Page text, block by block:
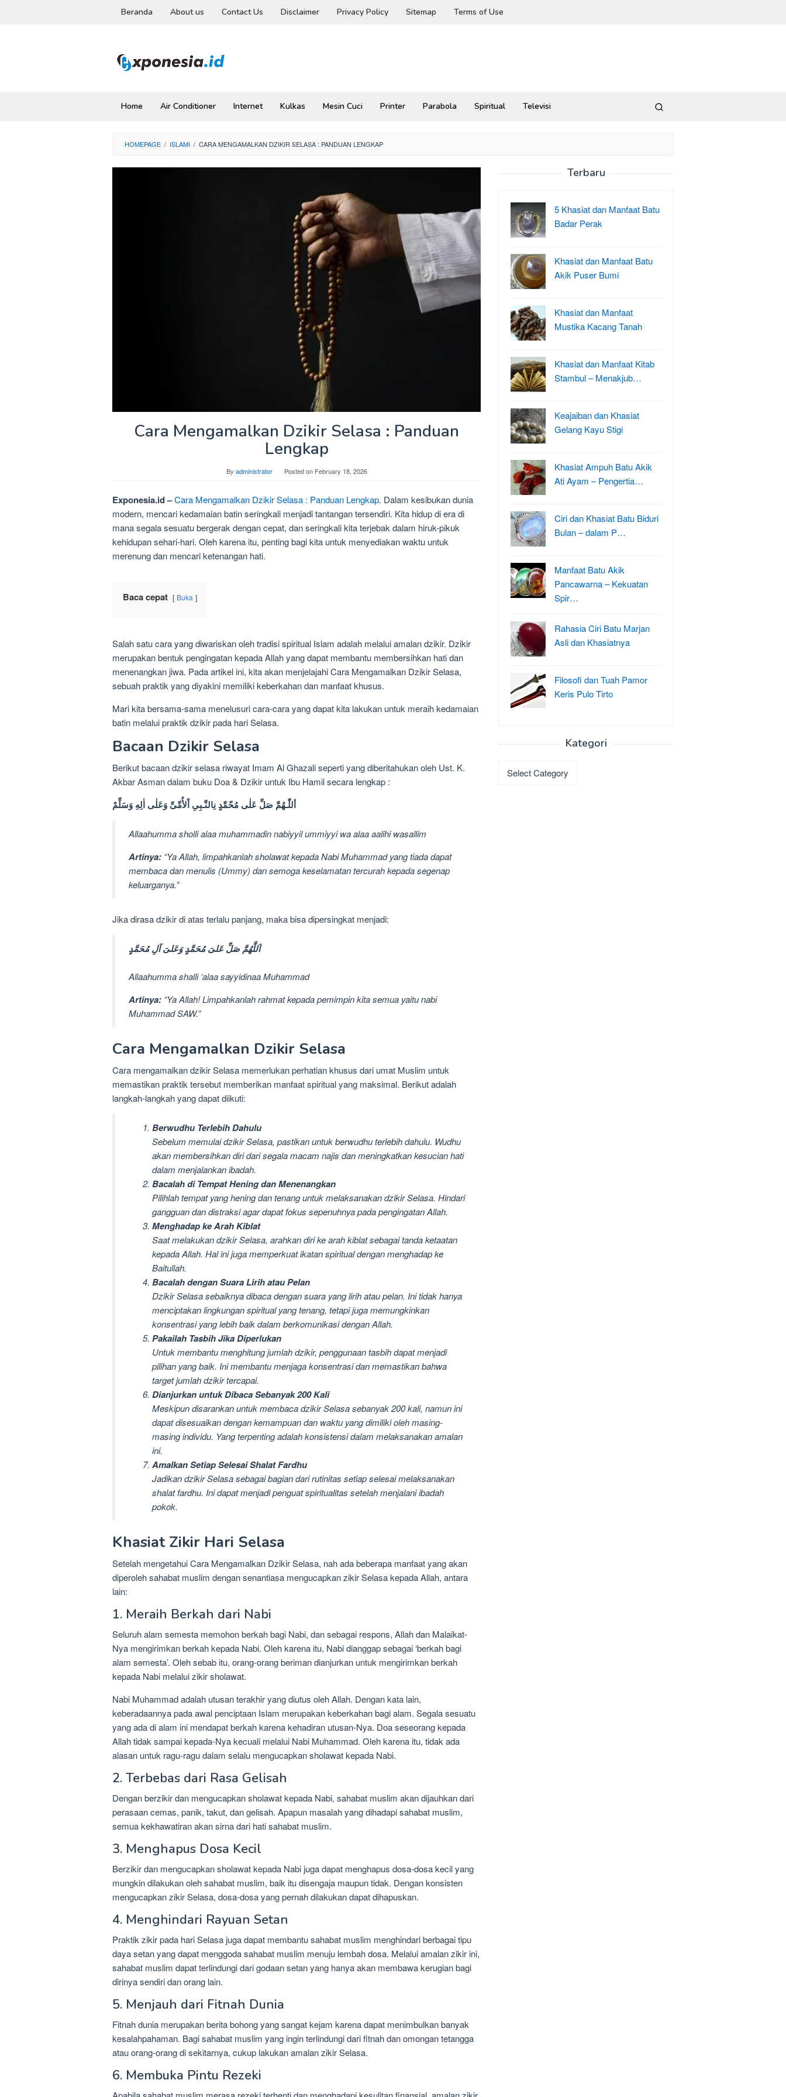
Beranda About us Contact Us Disclaimer Privacy Policy Sitemap Terms of Use
Home Air Conditioner Internet Kulkas Mesin Cuci Printer Parabola Spiritual Televisi
HOMEPAGE / ISLAMI / CARA MENGAMALKAN DZIKIR SELASA : PANDUAN LENGKAP
Cara Mengamalkan Dzikir Selasa : Panduan
Lengkap
By administrator Posted on February 18, 2026
Exponesia.id –Cara Mengamalkan Dzikir Selasa : Panduan Lengkap. Dalam kesibukan dunia
modern, mencari kedamaian batin seringkali menjadi tantangan tersendiri. Kita hidup di era di
mana segala sesuatu bergerak dengan cepat, dan seringkali kita terjebak dalam hiruk-pikuk
kehidupan sehari-hari. Oleh karena itu, penting bagi kita untuk menyediakan waktu untuk
merenung dan mencari ketenangan hati.
Baca cepat Buka
Salah satu cara yang diwariskan oleh tradisi spiritual Islam adalah melalui amalan dzikir. Dzikir
merupakan bentuk pengingatan kepada Allah yang dapat membantu membersihkan hati dan
menenangkan jiwa. Pada artikel ini, kita akan menjelajahi Cara Mengamalkan Dzikir Selasa,
sebuah praktik yang diyakini memiliki keberkahan dan manfaat khusus.
Mari kita bersama-sama menelusuri cara-cara yang dapat kita lakukan untuk meraih kedamaian
batin melalui praktik dzikir pada hari Selasa.
Bacaan Dzikir Selasa
Berikut bacaan dzikir selasa riwayat Imam Al Ghazali seperti yang diberitahukan oleh Ust. K.
Akbar Asman dalam buku Doa & Dzikir untuk Ibu Hamil secara lengkap :
أللّٰـهُمَّ صَلِّ عَلٰى مُحّمَّدٍ نِالنَّـبِىِ اْلأُمِّىِّ وَعَلٰى اٰلِهِ وَسَلِّمْ
Allaahumma sholli alaa muhammadin nabiyyil ummiyyi wa alaa aalihi wasallim
Artinya: “Ya Allah, limpahkanlah sholawat kepada Nabi Muhammad yang tiada dapat
membaca dan menulis (Ummy) dan semoga keselamatan tercurah kepada segenap
keluarganya.”
Jika dirasa dzikir di atas terlalu panjang, maka bisa dipersingkat menjadi:
اَللَّهُمَّ صَلِّ عَلىَ مُحَمَّدٍ وَعَلىَ آلِ مُحَمَّدٍ
Allaahumma shalli ‘alaa sayyidinaa Muhammad
Artinya: “Ya Allah! Limpahkanlah rahmat kepada pemimpin kita semua yaitu nabi
Muhammad SAW.”
Cara Mengamalkan Dzikir Selasa
Cara mengamalkan dzikir Selasa memerlukan perhatian khusus dari umat Muslim untuk
memastikan praktik tersebut memberikan manfaat spiritual yang maksimal. Berikut adalah
langkah-langkah yang dapat diikuti:
Berwudhu Terlebih Dahulu
Sebelum memulai dzikir Selasa, pastikan untuk berwudhu terlebih dahulu. Wudhu
akan membersihkan diri dari segala macam najis dan meningkatkan kesucian hati
dalam menjalankan ibadah.
Bacalah di Tempat Hening dan Menenangkan
Pilihlah tempat yang hening dan tenang untuk melaksanakan dzikir Selasa. Hindari
gangguan dan distraksi agar dapat fokus sepenuhnya pada pengingatan Allah.
Menghadap ke Arah Kiblat
Saat melakukan dzikir Selasa, arahkan diri ke arah kiblat sebagai tanda ketaatan
kepada Allah. Hal ini juga memperkuat ikatan spiritual dengan menghadap ke
Baitullah.
Bacalah dengan Suara Lirih atau Pelan
Dzikir Selasa sebaiknya dibaca dengan suara yang lirih atau pelan. Ini tidak hanya
menciptakan lingkungan spiritual yang tenang, tetapi juga memungkinkan
konsentrasi yang lebih baik dalam berkomunikasi dengan Allah.
Pakailah Tasbih Jika Diperlukan
Untuk membantu menghitung jumlah dzikir, penggunaan tasbih dapat menjadi
pilihan yang baik. Ini membantu menjaga konsentrasi dan memastikan bahwa
target jumlah dzikir tercapai.
Dianjurkan untuk Dibaca Sebanyak 200 Kali
Meskipun disarankan untuk membaca dzikir Selasa sebanyak 200 kali, namun ini
dapat disesuaikan dengan kemampuan dan waktu yang dimiliki oleh masing-
masing individu. Yang terpenting adalah konsistensi dalam melaksanakan amalan
ini.
Amalkan Setiap Selesai Shalat Fardhu
Jadikan dzikir Selasa sebagai bagian dari rutinitas setiap selesai melaksanakan
shalat fardhu. Ini dapat menjadi penguat spiritualitas setelah menjalani ibadah
pokok.
Khasiat Zikir Hari Selasa
Setelah mengetahui Cara Mengamalkan Dzikir Selasa, nah ada beberapa manfaat yang akan
diperoleh sahabat muslim dengan senantiasa mengucapkan zikir Selasa kepada Allah, antara
lain:
1. Meraih Berkah dari Nabi
Seluruh alam semesta memohon berkah bagi Nabi, dan sebagai respons, Allah dan Malaikat-
Nya mengirimkan berkah kepada Nabi. Oleh karena itu, Nabi dianggap sebagai ‘berkah bagi
alam semesta’. Oleh sebab itu, orang-orang beriman dianjurkan untuk mengirimkan berkah
kepada Nabi melalui zikir sholawat.
Nabi Muhammad adalah utusan terakhir yang diutus oleh Allah. Dengan kata lain,
keberadaannya pada awal penciptaan Islam merupakan keberkahan bagi alam. Segala sesuatu
yang ada di alam ini mendapat berkah karena kehadiran utusan-Nya. Doa seseorang kepada
Allah tidak sampai kepada-Nya kecuali melalui Nabi Muhammad. Oleh karena itu, tidak ada
alasan untuk ragu-ragu dalam selalu mengucapkan sholawat kepada Nabi.
2. Terbebas dari Rasa Gelisah
Dengan berzikir dan mengucapkan sholawat kepada Nabi, sahabat muslim akan dijauhkan dari
perasaan cemas, panik, takut, dan gelisah. Apapun masalah yang dihadapi sahabat muslim,
semua kekhawatiran akan sirna dari hati sahabat muslim.
3. Menghapus Dosa Kecil
Berzikir dan mengucapkan sholawat kepada Nabi juga dapat menghapus dosa-dosa kecil yang
mungkin dilakukan oleh sahabat muslim, baik itu disengaja maupun tidak. Dengan konsisten
mengucapkan zikir Selasa, dosa-dosa yang pernah dilakukan dapat dihapuskan.
4. Menghindari Rayuan Setan
Praktik zikir pada hari Selasa juga dapat membantu sahabat muslim menghindari berbagai tipu
daya setan yang dapat menggoda sahabat muslim menuju lembah dosa. Melalui amalan zikir ini,
sahabat muslim dapat terlindungi dari godaan setan yang hanya akan membawa kerugian bagi
dirinya sendiri dan orang lain.
5. Menjauh dari Fitnah Dunia
Fitnah dunia merupakan berita bohong yang sangat kejam karena dapat menimbulkan banyak
kesalahpahaman. Bagi sahabat muslim yang ingin terlindungi dari fitnah dan omongan tetangga
atau orang-orang di sekitarnya, cukup lakukan amalan zikir Selasa.
6. Membuka Pintu Rezeki
Terbaru
5 Khasiat dan Manfaat Batu
Badar Perak
Khasiat dan Manfaat Batu
Akik Puser Bumi
Khasiat dan Manfaat
Mustika Kacang Tanah
Khasiat dan Manfaat Kitab
Stambul – Menakjub…
Keajaiban dan Khasiat
Gelang Kayu Stigi
Khasiat Ampuh Batu Akik
Ati Ayam – Pengertia…
Ciri dan Khasiat Batu Biduri
Bulan – dalam P…
Manfaat Batu Akik
Pancawarna – Kekuatan
Spir…
Rahasia Ciri Batu Marjan
Asli dan Khasiatnya
Filosofi dan Tuah Pamor
Keris Pulo Tirto
Kategori
Kategori